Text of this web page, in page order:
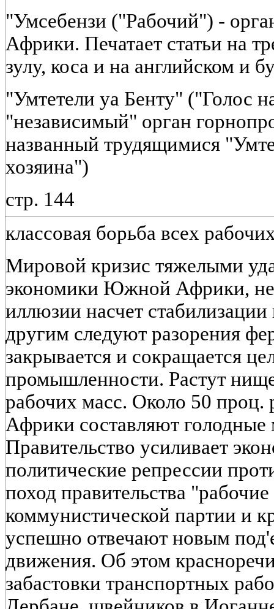
"Умсебензи ("Рабочий") -
Африки. Печатает статьи на
зулу, коса и на английском и
"Умтетели уа Бенту" ("Голос
"независимый" орган
названный трудящимися
хозяина")
стр. 144
классовая борьба всех
Мировой кризис тяжелыми
экономики Южной Африки, не
иллюзии насчет
другим следуют разорения
закрывается и сокращается
промышленности. Растут
рабочих масс. Около 50
Африки составляют голодные
Правительство усиливает
политические репрессии
поход правительства
коммунистической партии и
успешно отвечают новым
движения. Об этом
забастовки транспортных